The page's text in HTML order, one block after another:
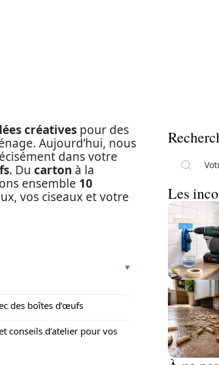
créatives pour des
Aujourd’hui, nous
dans votre
. Du carton à la
ensemble 10
vos ciseaux et votre
des boîtes d’œufs
conseils d’atelier pour vos
Les